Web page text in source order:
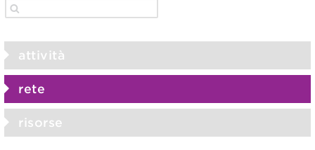
attività
rete
risorse